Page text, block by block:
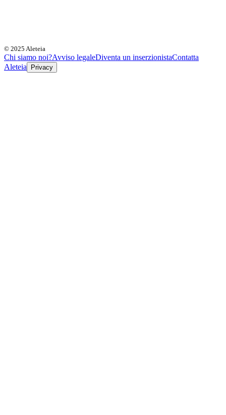
© 2025 Aleteia
Chi siamo noi?Avviso legaleDiventa un inserzionistaContatta
Aleteia
Privacy